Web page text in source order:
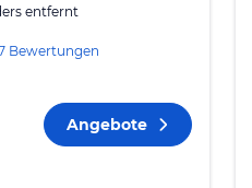
entfernt
Bewertungen
Angebote